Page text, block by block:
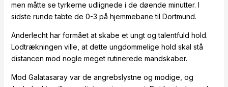
men måtte se tyrkerne udlignede i de døende minutter. I
sidste runde tabte de 0-3 på hjemmebane til Dortmund.
Anderlecht har formået at skabe et ungt og talentfuld hold.
Lodtrækningen ville, at dette ungdommelige hold skal stå
distancen mod nogle meget rutinerede mandskaber.
Mod Galatasaray var de angrebslystne og modige, og